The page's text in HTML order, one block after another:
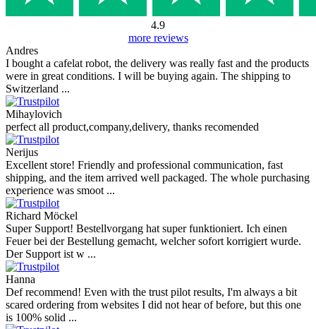
4.9
more reviews
Andres
I bought a cafelat robot, the delivery was really fast and the products
were in great conditions. I will be buying again. The shipping to
Switzerland ...
Mihaylovich
perfect all product,company,delivery, thanks recomended
Nerijus
Excellent store! Friendly and professional communication, fast
shipping, and the item arrived well packaged. The whole purchasing
experience was smoot ...
Richard Möckel
Super Support! Bestellvorgang hat super funktioniert. Ich einen
Feuer bei der Bestellung gemacht, welcher sofort korrigiert wurde.
Der Support ist w ...
Hanna
Def recommend! Even with the trust pilot results, I'm always a bit
scared ordering from websites I did not hear of before, but this one
is 100% solid ...